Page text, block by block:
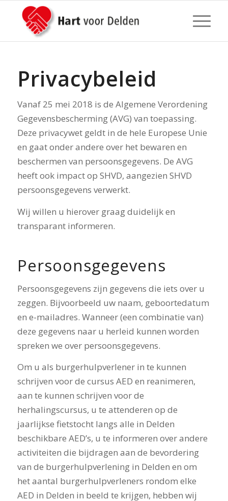
Privacybeleid
Vanaf 25 mei 2018 is de Algemene Verordening
Gegevensbescherming (AVG) van toepassing.
Deze privacywet geldt in de hele Europese Unie
en gaat onder andere over het bewaren en
beschermen van persoonsgegevens. De AVG
heeft ook impact op SHVD, aangezien SHVD
persoonsgegevens verwerkt.
Wij willen u hierover graag duidelijk en
transparant informeren.
Persoonsgegevens
Persoonsgegevens zijn gegevens die iets over u
zeggen. Bijvoorbeeld uw naam, geboortedatum
en e-mailadres. Wanneer (een combinatie van)
deze gegevens naar u herleid kunnen worden
spreken we over persoonsgegevens.
Om u als burgerhulpverlener in te kunnen
schrijven voor de cursus AED en reanimeren,
aan te kunnen schrijven voor de
herhalingscursus, u te attenderen op de
jaarlijkse fietstocht langs alle in Delden
beschikbare AED’s, u te informeren over andere
activiteiten die bijdragen aan de bevordering
van de burgerhulpverlening in Delden en om
het aantal burgerhulpverleners rondom elke
AED in Delden in beeld te krijgen, hebben wij